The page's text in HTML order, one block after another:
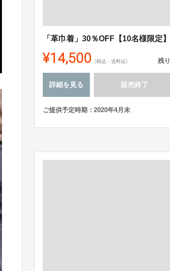
「革巾着」30％OFF【10名様限定】
¥14,500 (税込・送料込) 残り
詳細を見る 販売終了
ご提供予定時期：2020年4月末